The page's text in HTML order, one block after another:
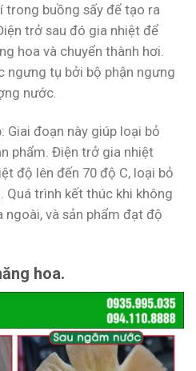
trong buồng sấy để tạo ra
trở sau đó gia nhiệt để
hoa và chuyển thành hơi.
ngưng tụ bởi bộ phận ngưng
nước.
Giai đoạn này giúp loại bỏ
phẩm. Điện trở gia nhiệt
độ lên đến 70 độ C, loại bỏ
trình kết thúc khi không
và sản phẩm đạt độ
hoa.